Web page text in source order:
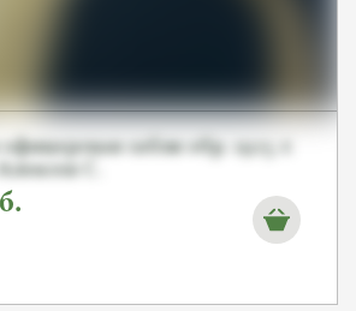
сабля обр. 1925 г.
С.